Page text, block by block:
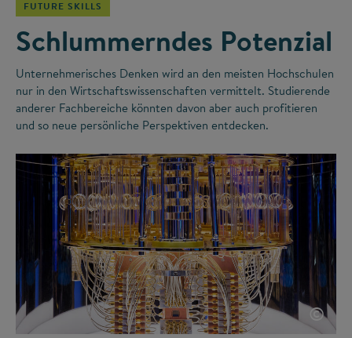
FUTURE SKILLS
Schlummerndes Potenzial
Unternehmerisches Denken wird an den meisten Hochschulen
nur in den Wirtschaftswissenschaften vermittelt. Studierende
anderer Fachbereiche könnten davon aber auch profitieren
und so neue persönliche Perspektiven entdecken.
©